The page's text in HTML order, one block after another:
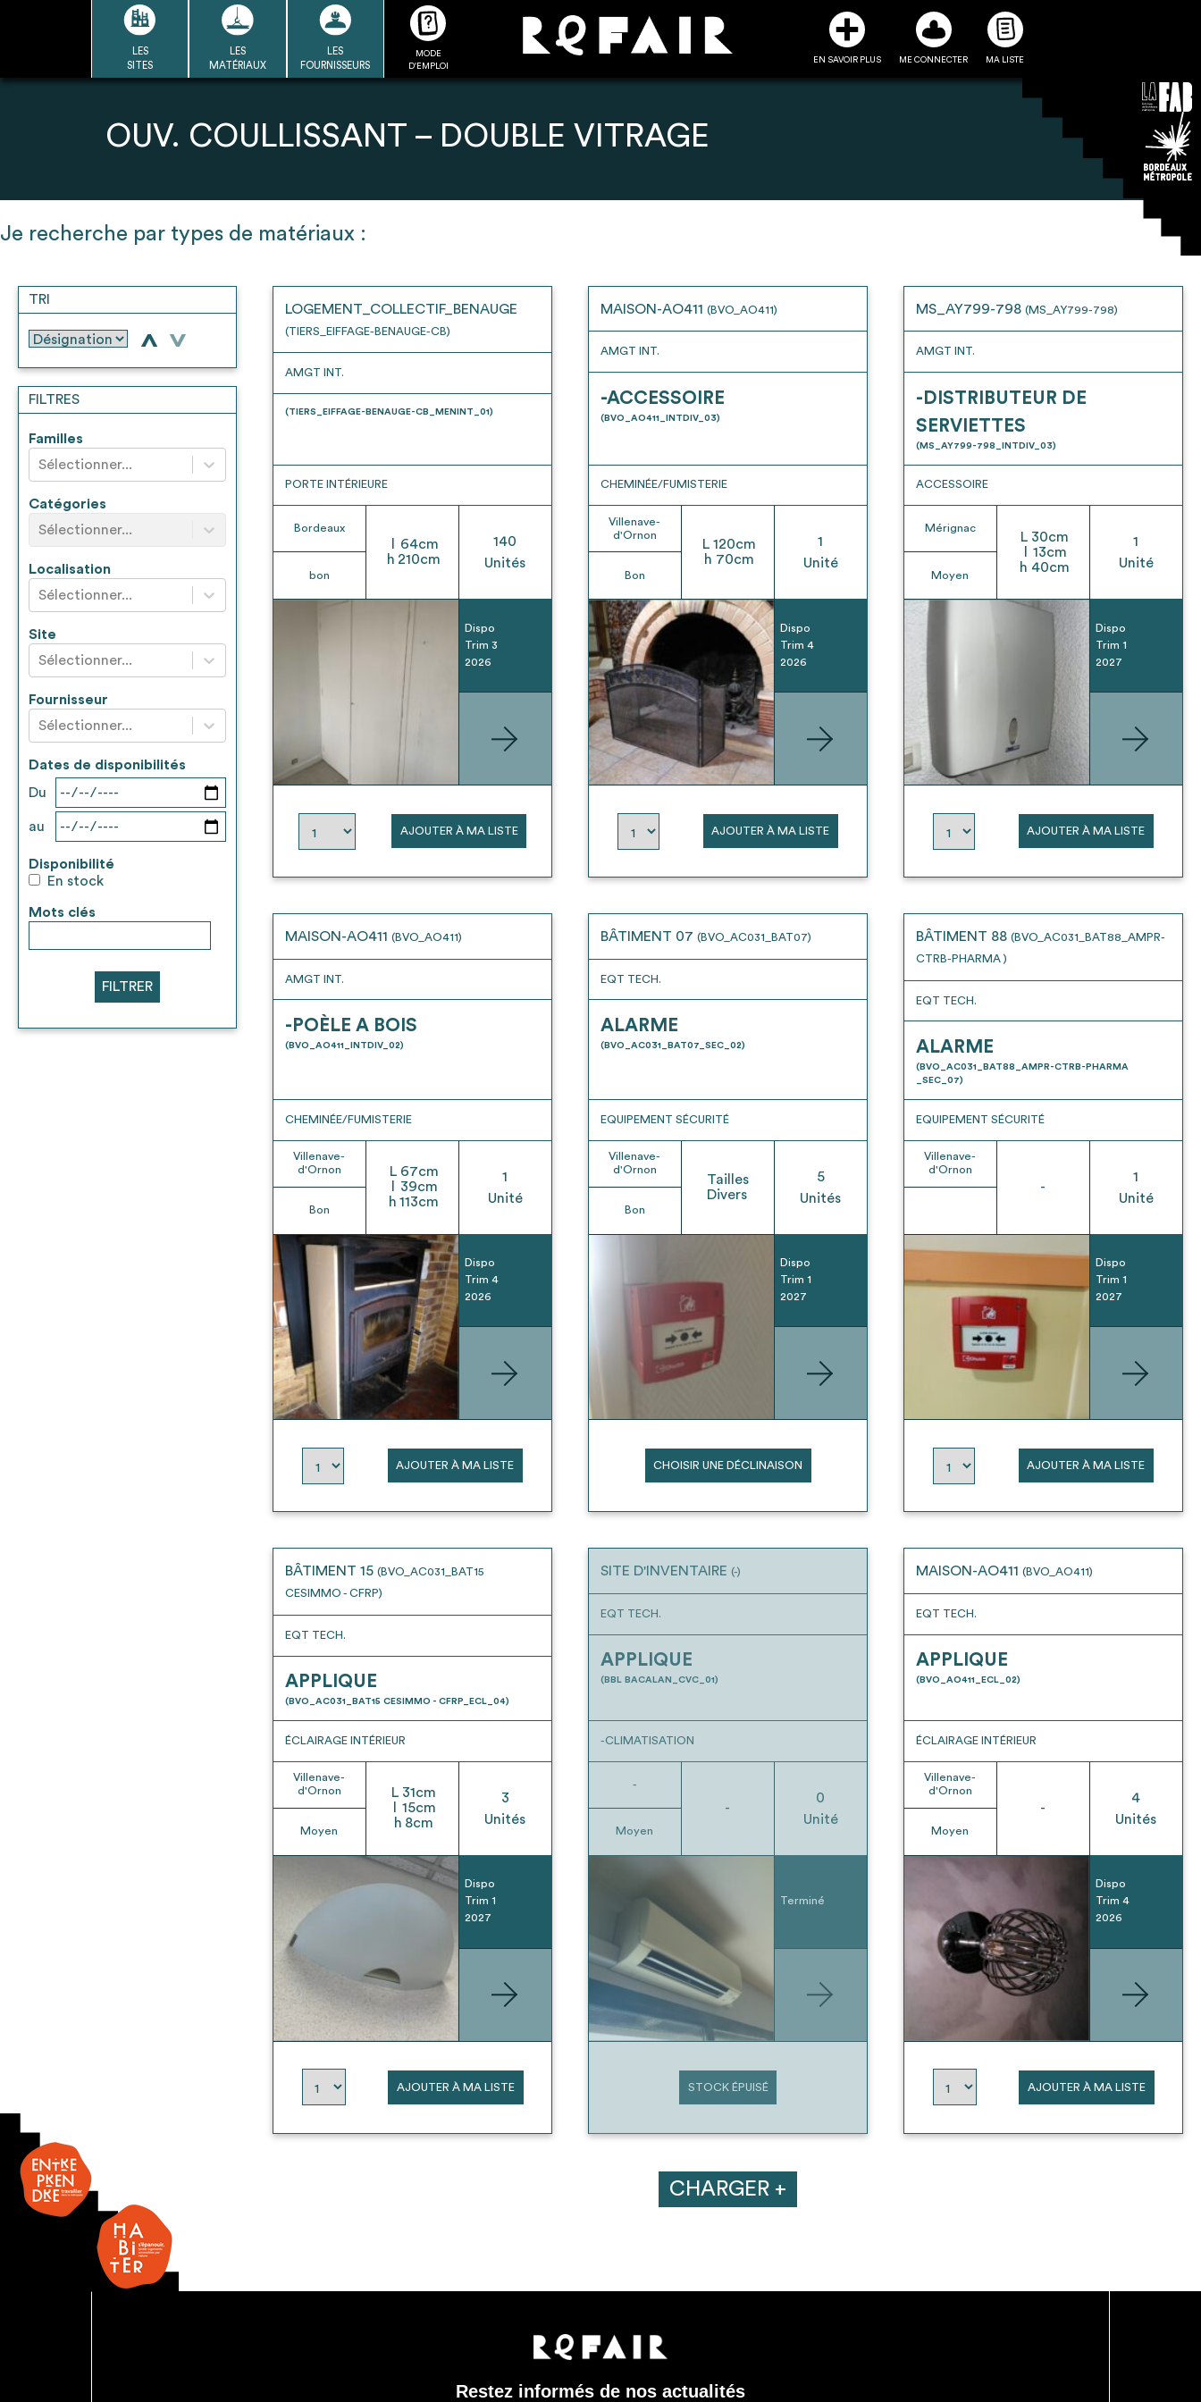
LES
SITES
LES
MATÉRIAUX
LES
FOURNISSEURS
MODE
D'EMPLOI
EN SAVOIR PLUS ME CONNECTER MA LISTE
LA DÉMARCHE
LA BASE
DU RÉEMPLOI
Ressources de chaque
Transmettre sa liste de
les matériaux sélectionnés
un outil d’aide à la conception
modalités et stratégies de
* Attention, l’ajout des matériaux à sa liste et son envoi ne vaut aucunement réservation.
OUV. COULLISSANT – DOUBLE VITRAGE
Je recherche par types de matériaux :
TRI
> >
FILTRES
Familles
Sélectionner...
Catégories
Sélectionner...
Localisation
Sélectionner...
Site
Sélectionner...
Fournisseur
Sélectionner...
Dates de disponibilités
Du
au
Disponibilité
En stock
Mots clés
FILTRER
LOGEMENT_COLLECTIF_BENAUGE
(TIERS_EIFFAGE-BENAUGE-CB)
AMGT INT.
(TIERS_EIFFAGE-BENAUGE-CB_MENINT_01)
PORTE INTÉRIEURE
Bordeaux
bon
64cm
h 210cm
140
Unités
Dispo
Trim 3
2026
AJOUTER À MA LISTE
MAISON-AO411 (BVO_AO411)
AMGT INT.
-ACCESSOIRE
(BVO_AO411_INTDIV_03)
CHEMINÉE/FUMISTERIE
Villenave-
d'Ornon
Bon
L 120cm
h 70cm
1
Unité
Dispo
Trim 4
2026
AJOUTER À MA LISTE
MS_AY799-798 (MS_AY799-798)
AMGT INT.
-DISTRIBUTEUR DE
SERVIETTES
(MS_AY799-798_INTDIV_03)
ACCESSOIRE
Mérignac
Moyen
L 30cm
13cm
h 40cm
1
Unité
Dispo
Trim 1
2027
AJOUTER À MA LISTE
MAISON-AO411 (BVO_AO411)
AMGT INT.
-POÈLE A BOIS
(BVO_AO411_INTDIV_02)
CHEMINÉE/FUMISTERIE
Villenave-
d'Ornon
Bon
L 67cm
39cm
h 113cm
1
Unité
Dispo
Trim 4
2026
AJOUTER À MA LISTE
BÂTIMENT 07 (BVO_AC031_BAT07)
EQT TECH.
ALARME
(BVO_AC031_BAT07_SEC_02)
EQUIPEMENT SÉCURITÉ
Villenave-
d'Ornon
Bon
Tailles
Divers
5
Unités
Dispo
Trim 1
2027
CHOISIR UNE DÉCLINAISON
BÂTIMENT 88 (BVO_AC031_BAT88_AMPR-
CTRB-PHARMA )
EQT TECH.
ALARME
(BVO_AC031_BAT88_AMPR-CTRB-PHARMA
_SEC_07)
EQUIPEMENT SÉCURITÉ
Villenave-
d'Ornon
-
1
Unité
Dispo
Trim 1
2027
AJOUTER À MA LISTE
BÂTIMENT 15 (BVO_AC031_BAT15
CESIMMO - CFRP)
EQT TECH.
APPLIQUE
(BVO_AC031_BAT15 CESIMMO - CFRP_ECL_04)
ÉCLAIRAGE INTÉRIEUR
Villenave-
d'Ornon
Moyen
L 31cm
15cm
h 8cm
3
Unités
Dispo
Trim 1
2027
AJOUTER À MA LISTE
SITE D'INVENTAIRE (-)
EQT TECH.
APPLIQUE
(BBL BACALAN_CVC_01)
-CLIMATISATION
-
Moyen
-
0
Unité
Terminé
STOCK ÉPUISÉ
MAISON-AO411 (BVO_AO411)
EQT TECH.
APPLIQUE
(BVO_AO411_ECL_02)
ÉCLAIRAGE INTÉRIEUR
Villenave-
d'Ornon
Moyen
-
4
Unités
Dispo
Trim 4
2026
AJOUTER À MA LISTE
CHARGER +
Restez informés de nos actualités